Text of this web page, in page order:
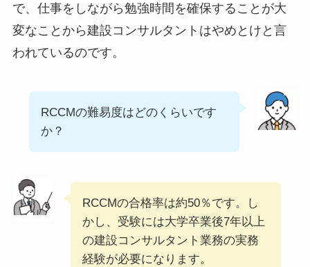
で、仕事をしながら勉強時間を確保することが大
変なことから建設コンサルタントはやめとけと言
われているのです。
RCCMの難易度はどのくらいです
か？
RCCMの合格率は約50％です。し
かし、受験には大学卒業後7年以上
の建設コンサルタント業務の実務
経験が必要になります。